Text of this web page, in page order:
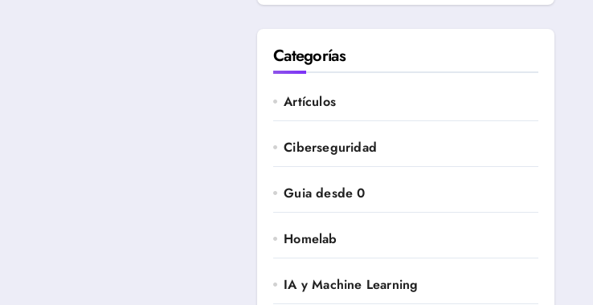
Categorías
Artículos
Ciberseguridad
Guia desde 0
Homelab
IA y Machine Learning